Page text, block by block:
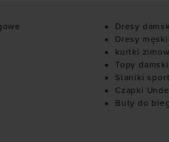
Dresy
Dresy
kurtki
Topy
Staniki
Czapki
Buty do